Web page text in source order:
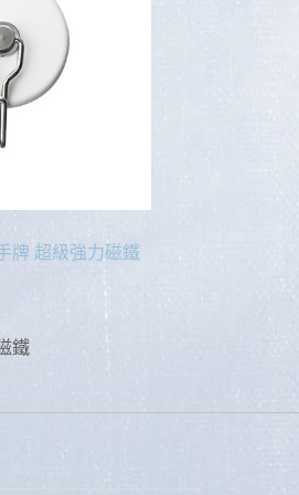
牌 超級強力磁鐵
鐵